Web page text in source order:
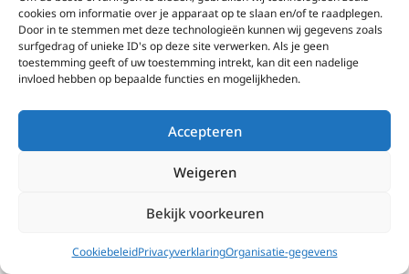
cookies om informatie over je apparaat op te slaan en/of te raadplegen.
Door in te stemmen met deze technologieën kunnen wij gegevens zoals
surfgedrag of unieke ID's op deze site verwerken. Als je geen
toestemming geeft of uw toestemming intrekt, kan dit een nadelige
invloed hebben op bepaalde functies en mogelijkheden.
Accepteren
Weigeren
Bekijk voorkeuren
CookiebeleidPrivacyverklaringOrganisatie-gegevens
dan denk ikvervolgensdirect aan
donaties. Hahaeen bedelaar ben ik
altijd geweesttoenvoor Kerk in Nood
en nu voor EWTN Lage Landen. Het is
heel hard nodig dat we donaties
krijgen om het werk mogelijk te
maken. Zonder dátkunnen we
gewoonniet.Verderzou
krijgen, die ons kunnen ondersteunen